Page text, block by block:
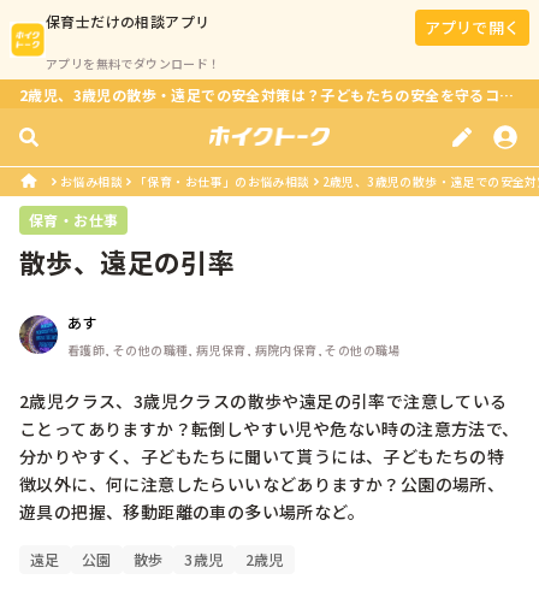
保育士だけの相談アプリ
アプリを無料でダウンロード！
アプリで開く
2歳児、3歳児の散歩・遠足での安全対策は？子どもたちの安全を守るコツは？
お悩み相談 「保育・お仕事」のお悩み相談 2歳児、3歳児の散歩・遠足での安全
保育・お仕事
散歩、遠足の引率
あす
看護師, その他の職種, 病児保育, 病院内保育, その他の職場
2歳児クラス、3歳児クラスの散歩や遠足の引率で注意している
ことってありますか？転倒しやすい児や危ない時の注意方法で、
分かりやすく、子どもたちに聞いて貰うには、子どもたちの特
徴以外に、何に注意したらいいなどありますか？公園の場所、
遊具の把握、移動距離の車の多い場所など。
遠足 公園 散歩 3歳児 2歳児